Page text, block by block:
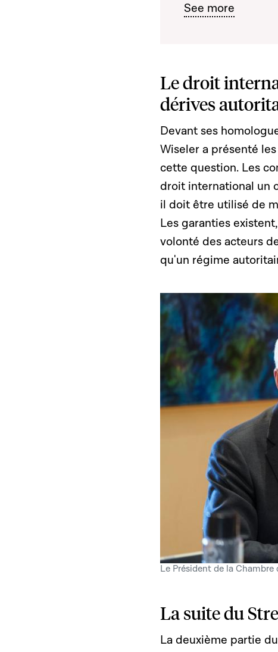
See more
Le droit
dérives
Devant ses
Wiseler a présenté
cette question. Les
droit international un
il doit être utilisé de
Les garanties
volonté des acteurs
qu'un régime
Le Président de la
La suite du
La deuxième partie